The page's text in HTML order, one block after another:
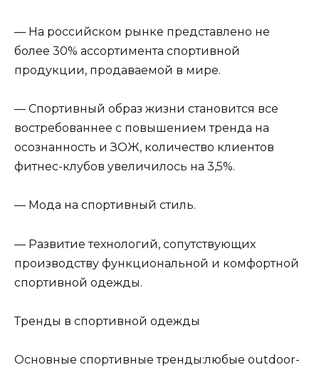
— На российском рынке представлено не
более 30% ассортимента спортивной
продукции, продаваемой в мире.
— Спортивный образ жизни становится все
востребованнее с повышением тренда на
осознанность и ЗОЖ, количество клиентов
фитнес-клубов увеличилось на 3,5%.
— Мода на спортивный стиль.
— Развитие технологий, сопутствующих
производству функциональной и комфортной
спортивной одежды.
Тренды в спортивной одежды
Основные спортивные тренды:любые outdoor-